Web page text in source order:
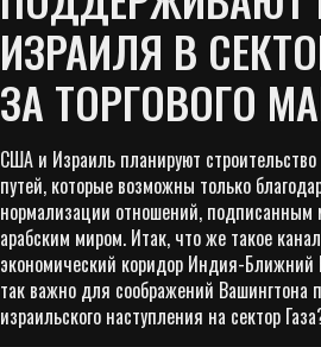
ИЗРАИЛЯ В
ЗА ТОРГОВОГО
США и Израиль планируют
путей, которые возможны только
нормализации отношений, подписанным
арабским миром. Итак, что же такое
экономический коридор Индия-Ближний
так важно для соображений
израильского наступления на сектор